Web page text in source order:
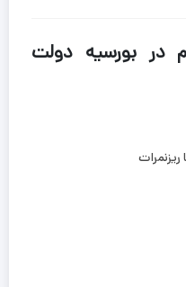
در بورسیه دولت